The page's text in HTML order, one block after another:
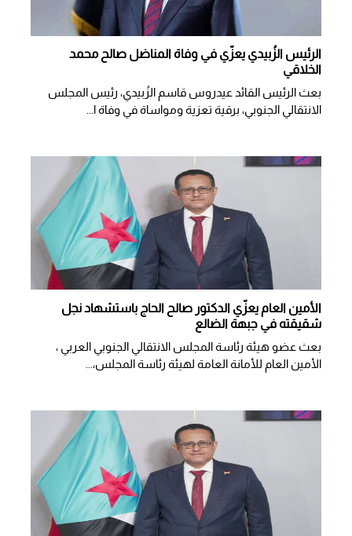
الرئيس الزُبيدي يعزّي في وفاة المناضل صالح محمد
الخلاقي
بعث الرئيس القائد عيدروس قاسم الزُبيدي، رئيس المجلس
الانتقالي الجنوبي، برقية تعزية ومواساة في وفاة ا...
الأمين العام يعزّي الدكتور صالح الحاج باستشهاد نجل
شقيقته في جبهة الضالع
بعث عضو هيئة رئاسة المجلس الانتقالي الجنوبي العربي ،
الأمين العام للأمانة العامة لهيئة رئاسة المجلس،...